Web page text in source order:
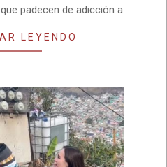
padecen de adicción a
LEYENDO